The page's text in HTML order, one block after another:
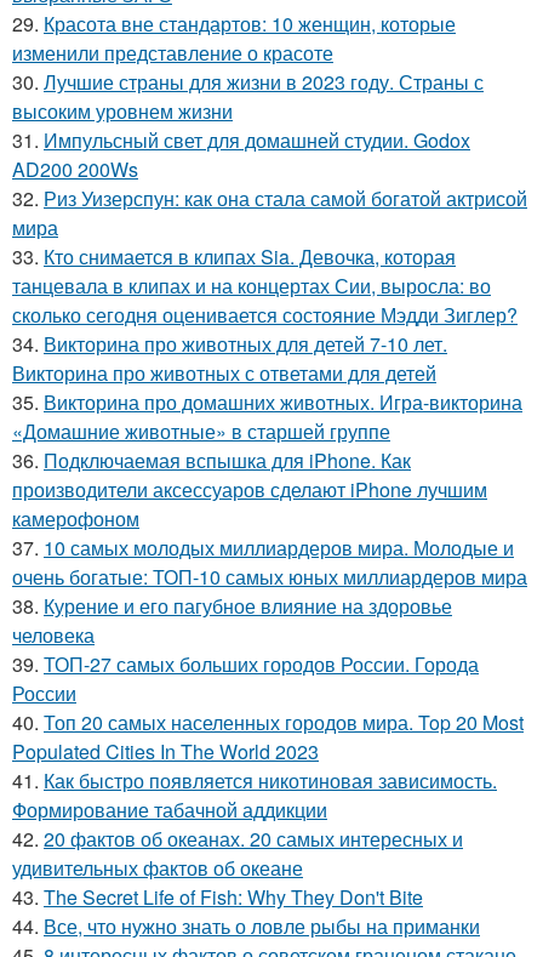
29. Красота вне стандартов: 10 женщин, которые
изменили представление о красоте
30. Лучшие страны для жизни в 2023 году. Страны с
высоким уровнем жизни
31. Импульсный свет для домашней студии. Godox
AD200 200Ws
32. Риз Уизерспун: как она стала самой богатой актрисой
мира
33. Кто снимается в клипах Sia. Девочка, которая
танцевала в клипах и на концертах Сии, выросла: во
сколько сегодня оценивается состояние Мэдди Зиглер?
34. Викторина про животных для детей 7-10 лет.
Викторина про животных с ответами для детей
35. Викторина про домашних животных. Игра-викторина
«Домашние животные» в старшей группе
36. Подключаемая вспышка для iPhone. Как
производители аксессуаров сделают iPhone лучшим
камерофоном
37. 10 самых молодых миллиардеров мира. Молодые и
очень богатые: ТОП-10 самых юных миллиардеров мира
38. Курение и его пагубное влияние на здоровье
человека
39. ТОП-27 самых больших городов России. Города
России
40. Топ 20 самых населенных городов мира. Top 20 Most
Populated Cities In The World 2023
41. Как быстро появляется никотиновая зависимость.
Формирование табачной аддикции
42. 20 фактов об океанах. 20 самых интересных и
удивительных фактов об океане
43. The Secret Life of Fish: Why They Don't Bite
44. Все, что нужно знать о ловле рыбы на приманки